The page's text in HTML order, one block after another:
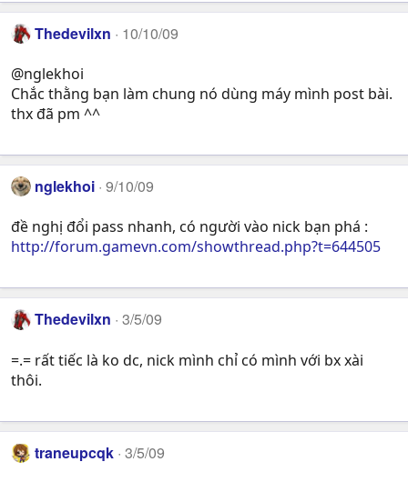
Thedevilxn 10/10/09
@nglekhoi
Chắc thằng bạn làm chung nó dùng máy mình post bài.
thx đã pm ^^
nglekhoi 9/10/09
đề nghị đổi pass nhanh, có người vào nick bạn phá :
http://forum.gamevn.com/showthread.php?t=644505
Thedevilxn 3/5/09
=.= rất tiếc là ko dc, nick mình chỉ có mình với bx xài
thôi.
traneupcqk 3/5/09